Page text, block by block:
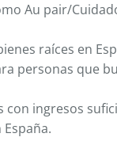
Au pair/
raíces en
personas que
con ingresos